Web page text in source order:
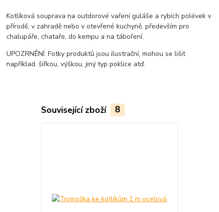
Kotlíková souprava na outdorové vaření guláše a rybích polévek v
přírodě, v zahradě nebo v otevřené kuchyně, především pro
chalupáře, chataře, do kempu a na táboření.
UPOZRNĚNÍ: Fotky produktů jsou ilustrační, mohou se lišit
například. šířkou, výškou, jiný typ poklice atď.
Související zboží 8